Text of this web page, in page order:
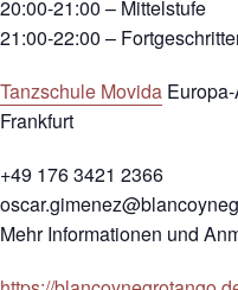
20:00-21:00 – Mittelstufe
21:00-22:00 –
Tanzschule Movida
Frankfurt
+49 176 3421 2366
Mehr Informationen und